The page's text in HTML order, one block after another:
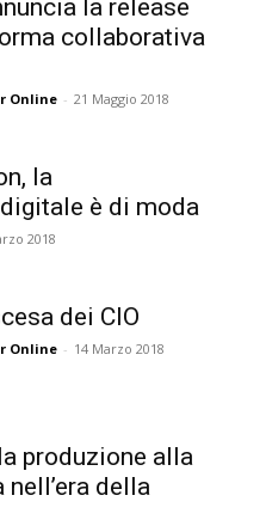
la release
collaborativa
Online - 21 Maggio 2018
la
è di moda
2018
dei CIO
Online - 14 Marzo 2018
produzione alla
della